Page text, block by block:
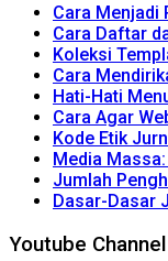
Cara Menjadi
Cara Daftar
Koleksi
Cara
Hati-Hati
Cara Agar
Kode Etik
Media
Jumlah
Dasar-Dasar
Youtube Channel